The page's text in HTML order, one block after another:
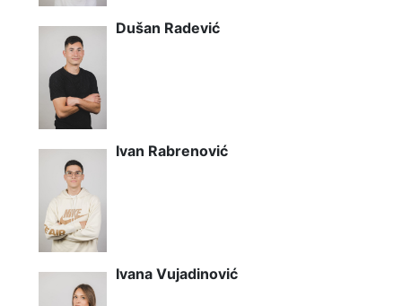
Dušan Radević
Ivan Rabrenović
Ivana Vujadinović